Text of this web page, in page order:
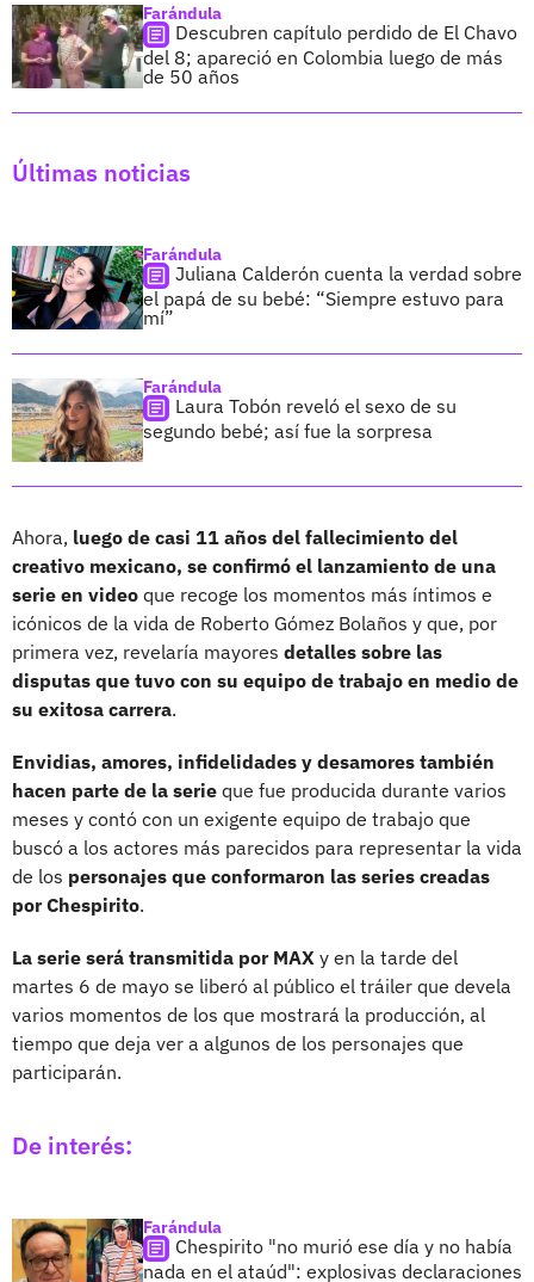
Farándula
Descubren capítulo perdido de El Chavo
del 8; apareció en Colombia luego de más
de 50 años
Últimas noticias
Farándula
Juliana Calderón cuenta la verdad sobre
el papá de su bebé: “Siempre estuvo para
mí”
Farándula
Laura Tobón reveló el sexo de su
segundo bebé; así fue la sorpresa
Ahora, luego de casi 11 años del fallecimiento del
creativo mexicano, se confirmó el lanzamiento de una
serie en video que recoge los momentos más íntimos e
icónicos de la vida de Roberto Gómez Bolaños y que, por
primera vez, revelaría mayores detalles sobre las
disputas que tuvo con su equipo de trabajo en medio de
su exitosa carrera.
Envidias, amores, infidelidades y desamores también
hacen parte de la serie que fue producida durante varios
meses y contó con un exigente equipo de trabajo que
buscó a los actores más parecidos para representar la vida
de los personajes que conformaron las series creadas
por Chespirito.
La serie será transmitida por MAX y en la tarde del
martes 6 de mayo se liberó al público el tráiler que devela
varios momentos de los que mostrará la producción, al
tiempo que deja ver a algunos de los personajes que
participarán.
De interés:
Farándula
Chespirito "no murió ese día y no había
nada en el ataúd": explosivas declaraciones